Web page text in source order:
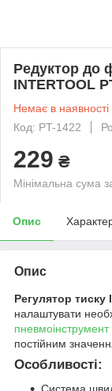
Редуктор до
INTERTOOL
Немає в наявності
Код: PT-1422
229 ₴
Мінімальна сума
Опис
Опис
Регулятор тиску
налаштувати
пневмоінструмент
постійним
Особливості:
Система